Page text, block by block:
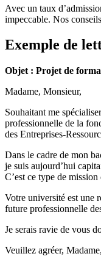
Avec un taux
impeccable. Nos
Exemple de
Objet : Projet de
Madame, Monsieur,
Souhaitant me
professionnelle de la
des Entreprises-
Dans le cadre de mon
je suis aujourd’hui
C’est ce type de
Votre université est une
future professionnelle
Je serais ravie de vous
Veuillez agréer,